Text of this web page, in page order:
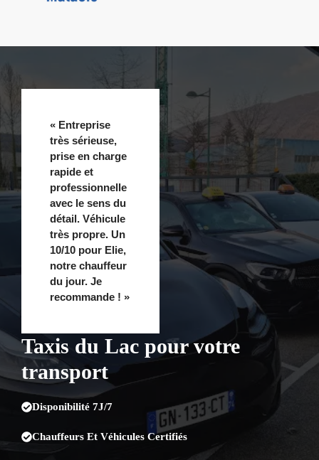
Taxis du Lac pour votre
transport
Disponibilité 7J/7
Chauffeurs Et Véhicules Certifiés
« Entreprise
très sérieuse,
prise en charge
rapide et
professionnelle
avec le sens du
détail. Véhicule
très propre. Un
10/10 pour Elie,
notre chauffeur
du jour. Je
recommande ! »